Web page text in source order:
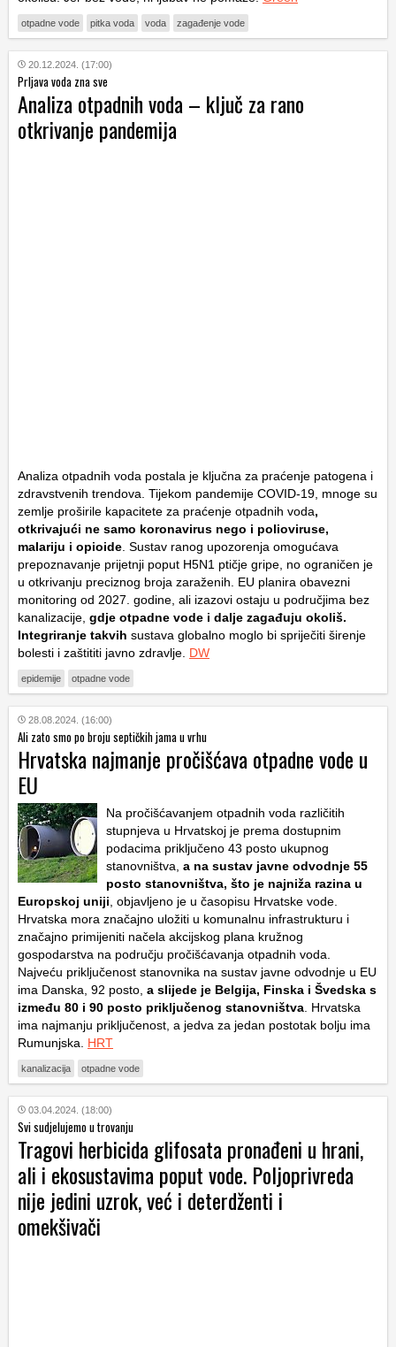
otpadne vode pitka voda voda zagađenje vode
20.12.2024. (17:00)
Prljava voda zna sve
Analiza otpadnih voda – ključ za rano
otkrivanje pandemija
Analiza otpadnih voda postala je ključna za praćenje patogena i
zdravstvenih trendova. Tijekom pandemije COVID-19, mnoge su
zemlje proširile kapacitete za praćenje otpadnih voda,
otkrivajući ne samo koronavirus nego i polioviruse,
malariju i opioide . Sustav ranog upozorenja omogućava
prepoznavanje prijetnji poput H5N1 ptičje gripe, no ograničen je
u otkrivanju preciznog broja zaraženih. EU planira obavezni
monitoring od 2027. godine, ali izazovi ostaju u područjima bez
kanalizacije, gdje otpadne vode i dalje zagađuju okoliš.
Integriranje takvih sustava globalno moglo bi spriječiti širenje
bolesti i zaštititi javno zdravlje. DW
epidemije otpadne vode
28.08.2024. (16:00)
Ali zato smo po broju septičkih jama u vrhu
Hrvatska najmanje pročišćava otpadne vode u
EU
Na pročišćavanjem otpadnih voda različitih
stupnjeva u Hrvatskoj je prema dostupnim
podacima priključeno 43 posto ukupnog
stanovništva, a na sustav javne odvodnje 55
posto stanovništva, što je najniža razina u
Europskoj uniji , objavljeno je u časopisu Hrvatske vode.
Hrvatska mora značajno uložiti u komunalnu infrastrukturu i
značajno primijeniti načela akcijskog plana kružnog
gospodarstva na području pročišćavanja otpadnih voda.
Najveću priključenost stanovnika na sustav javne odvodnje u EU
ima Danska, 92 posto, a slijede je Belgija, Finska i Švedska s
između 80 i 90 posto priključenog stanovništva . Hrvatska
ima najmanju priključenost, a jedva za jedan postotak bolju ima
Rumunjska. HRT
kanalizacija otpadne vode
03.04.2024. (18:00)
Svi sudjelujemo u trovanju
Tragovi herbicida glifosata pronađeni u hrani,
ali i ekosustavima poput vode. Poljoprivreda
nije jedini uzrok, već i deterdženti i
omekšivači